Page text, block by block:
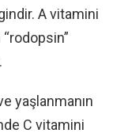
A vitamini
yaşlanmanın
C vitamini